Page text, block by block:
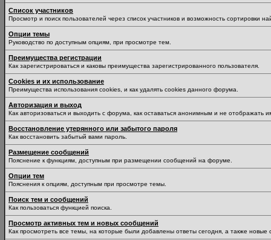
Список участников
Просмотр и поиск пользователей через список участников и возможность сортировки
Опции темы
Руководство по доступным опциям, при просмотре тем.
Преимущества регистрации
Как зарегистрироваться и каковы преимущества зарегистрированного пользователя.
Cookies и их использование
Преимущества использования cookies, и как удалять cookies данного форума.
Авторизация и выход
Как авторизоваться и выходить с форума, как оставаться анонимным и не отображать
Восстановление утерянного или забытого пароля
Как восстановить забытый вами пароль.
Размещение сообщений
Пояснение к функциям, доступным при размещении сообщений на форуме.
Опции тем
Пояснения к опциям, доступным при просмотре темы.
Поиск тем и сообщений
Как пользоваться функцией поиска.
Просмотр активных тем и новых сообщений
Как просмотреть все темы, на которые были добавлены ответы сегодня, а также